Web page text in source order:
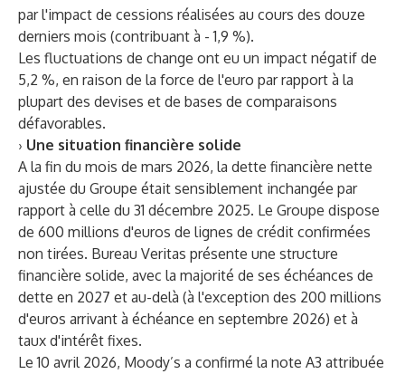
par l'impact de cessions réalisées au cours des douze
derniers mois (contribuant à - 1,9 %).
Les fluctuations de change ont eu un impact négatif de
5,2 %, en raison de la force de l'euro par rapport à la
plupart des devises et de bases de comparaisons
défavorables.
› Une situation financière solide
A la fin du mois de mars 2026, la dette financière nette
ajustée du Groupe était sensiblement inchangée par
rapport à celle du 31 décembre 2025. Le Groupe dispose
de 600 millions d'euros de lignes de crédit confirmées
non tirées. Bureau Veritas présente une structure
financière solide, avec la majorité de ses échéances de
dette en 2027 et au-delà (à l'exception des 200 millions
d'euros arrivant à échéance en septembre 2026) et à
taux d'intérêt fixes.
Le 10 avril 2026, Moody’s a confirmé la note A3 attribuée